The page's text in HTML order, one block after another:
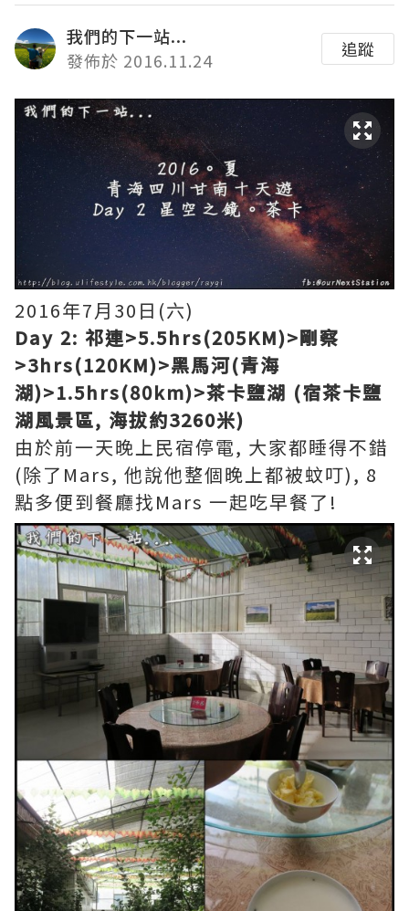
我們的下一站...
發佈於 2016.11.24
追蹤
2016年7月30日(六)
Day 2: 祁連>5.5hrs(205KM)>剛察
>3hrs(120KM)>黑馬河(青海
湖)>1.5hrs(80km)>茶卡鹽湖 (宿茶卡鹽
湖風景區, 海拔約3260米)
由於前一天晚上民宿停電, 大家都睡得不錯
(除了Mars, 他說他整個晚上都被蚊叮), 8
點多便到餐廳找Mars 一起吃早餐了!